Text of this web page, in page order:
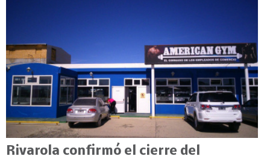
Rivarola confirmó el cierre del